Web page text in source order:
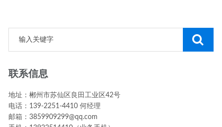
联系信息
地址：郴州市苏仙区良田工业区42号
电话：139-2251-4410 何经理
邮箱：3859909299@qq.com